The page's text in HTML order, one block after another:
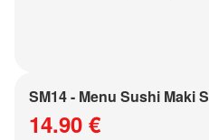
SM14 - Menu Sushi Maki
14.90 €